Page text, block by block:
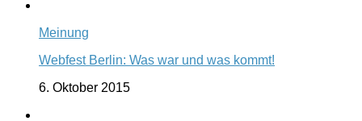
Meinung
Webfest Berlin: Was war und was kommt!
6. Oktober 2015